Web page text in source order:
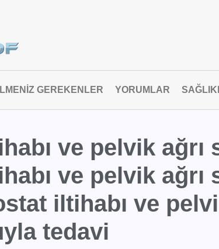
GEREKENLER YORUMLAR
ve pelvik ağrı
ve pelvik ağrı
iltihabı ve
tedavi